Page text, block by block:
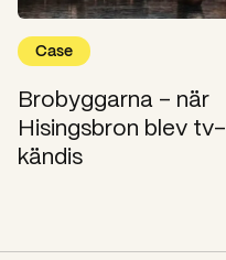
Case
Brobyggarna – när
Hisingsbron blev tv-
kändis